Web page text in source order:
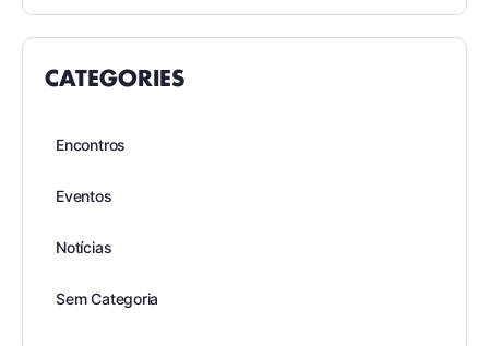
CATEGORIES
Encontros
Eventos
Notícias
Sem Categoria